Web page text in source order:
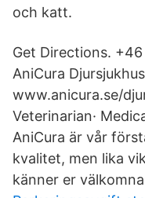
och katt.
Get Directions.
AniCura
www.anicura.se/
Veterinarian·
AniCura är vår
kvalitet, men lika
känner er